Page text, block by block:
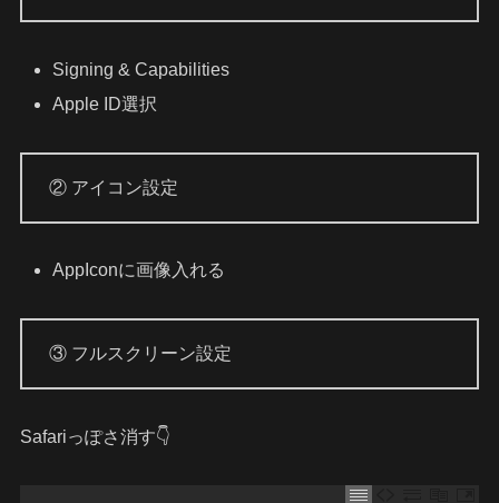
Signing & Capabilities
Apple ID選択
② アイコン設定
AppIconに画像入れる
③ フルスクリーン設定
Safariっぽさ消す👇